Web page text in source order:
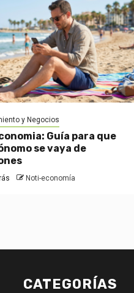
y Negocios
Guía para que
se vaya de
Noti-economía
CATEGORÍAS